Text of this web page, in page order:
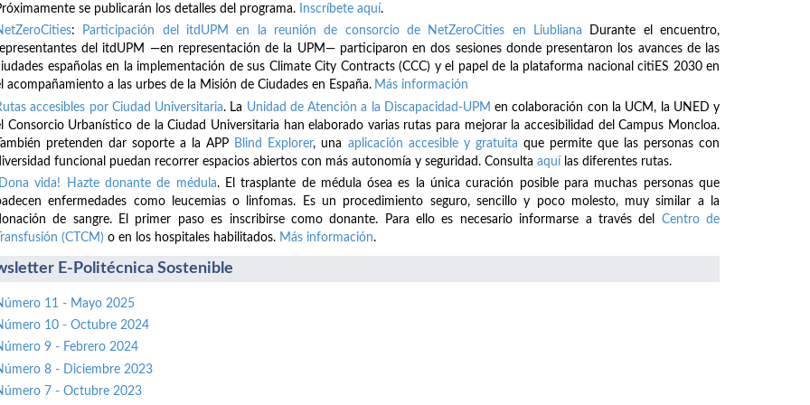
se publicarán los detalles del programa. Inscríbete aquí.
: Participación del itdUPM en la reunión de consorcio de NetZeroCities en Liubliana Durante el encuentro,
del itdUPM —en representación de la UPM— participaron en dos sesiones donde presentaron los avances de las
españolas en la implementación de sus Climate City Contracts (CCC) y el papel de la plataforma nacional citiES 2030 en
acompañamiento a las urbes de la Misión de Ciudades en España. Más información
accesibles por Ciudad Universitaria. La Unidad de Atención a la Discapacidad-UPM en colaboración con la UCM, la UNED y
Consorcio Urbanístico de la Ciudad Universitaria han elaborado varias rutas para mejorar la accesibilidad del Campus Moncloa.
pretenden dar soporte a la APP Blind Explorer, una aplicación accesible y gratuita que permite que las personas con
funcional puedan recorrer espacios abiertos con más autonomía y seguridad. Consulta aquí las diferentes rutas.
vida! Hazte donante de médula. El trasplante de médula ósea es la única curación posible para muchas personas que
enfermedades como leucemias o linfomas. Es un procedimiento seguro, sencillo y poco molesto, muy similar a la
de sangre. El primer paso es inscribirse como donante. Para ello es necesario informarse a través del Centro de
(CTCM) o en los hospitales habilitados. Más información.
E-Politécnica Sostenible
11 - Mayo 2025
10 - Octubre 2024
9 - Febrero 2024
8 - Diciembre 2023
7 - Octubre 2023